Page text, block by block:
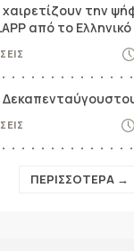
την
από το Ελληνικό
ΠΕΡΙΣΣΟΤΕΡΑ →